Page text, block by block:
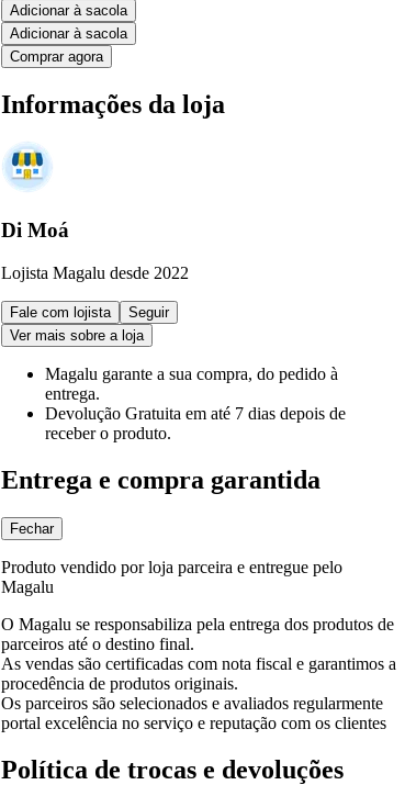
Adicionar à sacola
Adicionar à sacola
Comprar agora
Informações da loja
Di Moá
Lojista Magalu desde 2022
Fale com lojista
Seguir
Ver mais sobre a loja
Magalu garante a sua compra, do pedido à
entrega.
Devolução Gratuita em até 7 dias depois de
receber o produto.
Entrega e compra garantida
Fechar
Produto vendido por loja parceira e entregue pelo
Magalu
O Magalu se responsabiliza pela entrega dos produtos de
parceiros até o destino final.
As vendas são certificadas com nota fiscal e garantimos a
procedência de produtos originais.
Os parceiros são selecionados e avaliados regularmente
portal excelência no serviço e reputação com os clientes
Política de trocas e devoluções